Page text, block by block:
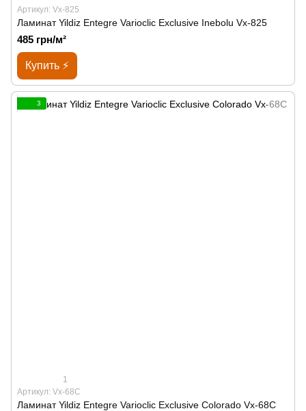
Артикул: Vx-825
Ламинат Yildiz Entegre Varioclic Exclusive Inebolu Vx-825
485 грн/м²
Купить ⚡
3
1
Артикул: Vx-68C
Ламинат Yildiz Entegre Varioclic Exclusive Сolorado Vx-68C